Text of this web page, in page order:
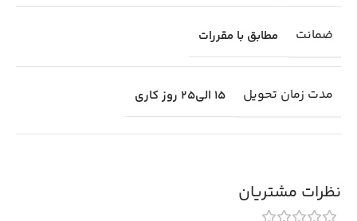
ضمانت مطابق با مقررات
مدت زمان تحویل 15 الی25 روز کاری
نظرات مشتریان